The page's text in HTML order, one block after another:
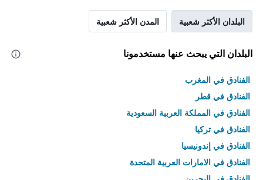
البلدان الأكثر شعبية المدن الأكثر شعبية
البلدان التي يبحث عنها مستخدمونا
الفنادق في المغرب
الفنادق في قطر
الفنادق في المملكة العربية السعودية
الفنادق في تركيا
الفنادق في إندونيسيا
الفنادق في الامارات العربية المتحدة